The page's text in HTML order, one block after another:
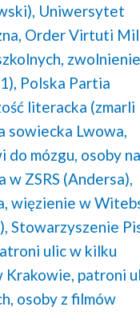
Uniwersytet
Order Virtuti
Polska Partia
literacka (zmarli
sowiecka Lwowa,
do mózgu, osoby na
w ZSRS (Andersa),
więzienie w
Stowarzyszenie
ulic w kilku
Krakowie, patroni
osoby z filmów